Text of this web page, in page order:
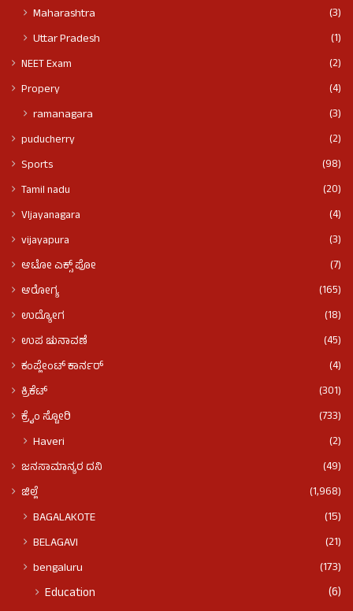
Maharashtra
(3)
Uttar Pradesh
(1)
NEET Exam
(2)
Propery
(4)
ramanagara (3)
puducherry
(2)
Sports
(98)
Tamil nadu
(20)
VIjayanagara
(4)
vijayapura
(3)
ಆಟೋ ಎಕ್ಸ್ ಪೋ
(7)
ಆರೋಗ್ಯ
(165)
ಉದ್ಯೋಗ
(18)
ಉಪ ಚುನಾವಣೆ
(45)
ಕಂಪ್ಲೇಂಟ್ ಕಾರ್ನರ್
(4)
ಕ್ರಿಕೆಟ್
(301)
ಕ್ರೈಂ ಸ್ಟೋರಿ
(733)
Haveri (2)
ಜನಸಾಮಾನ್ಯರ ದನಿ
(49)
ಜಿಲ್ಲೆ
(1,968)
BAGALAKOTE
(15)
BELAGAVI
(21)
bengaluru
(173)
Education (6)